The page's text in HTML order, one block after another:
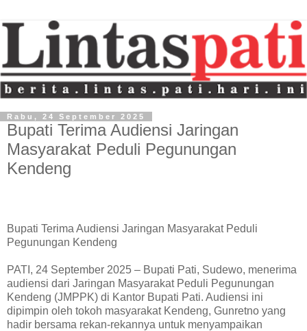
Rabu, 24 September 2025
Bupati Terima Audiensi Jaringan
Masyarakat Peduli Pegunungan
Kendeng
Bupati Terima Audiensi Jaringan Masyarakat Peduli
Pegunungan Kendeng
PATI, 24 September 2025 – Bupati Pati, Sudewo, menerima
audiensi dari Jaringan Masyarakat Peduli Pegunungan
Kendeng (JMPPK) di Kantor Bupati Pati. Audiensi ini
dipimpin oleh tokoh masyarakat Kendeng, Gunretno yang
hadir bersama rekan-rekannya untuk menyampaikan